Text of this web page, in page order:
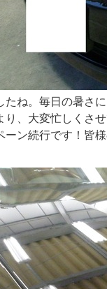
たね。毎日の暑さ
り、大変忙しくさせ
ーン続行です！皆